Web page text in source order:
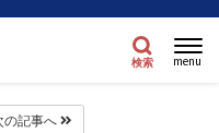
検索 menu
の記事へ